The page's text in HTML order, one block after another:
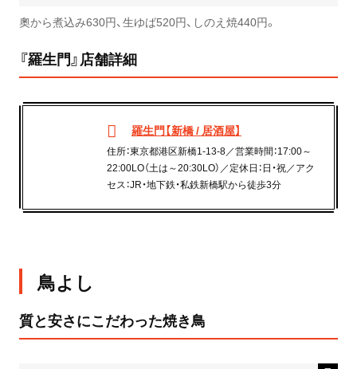
奧から煮込み630円、生ゆば520円、しのえ焼440円。
『羅生門』店舗詳細
羅生門【新橋 / 居酒屋】
住所：東京都港区新橋1-13-8／営業時間：17:00～
22:00LO（土は～20:30LO）／定休日：日・祝／アク
セス：JR・地下鉄・私鉄新橋駅から徒歩3分
鳥よし
質と安さにこだわった焼き鳥